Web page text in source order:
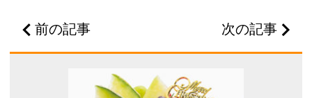
前の記事 次の記事